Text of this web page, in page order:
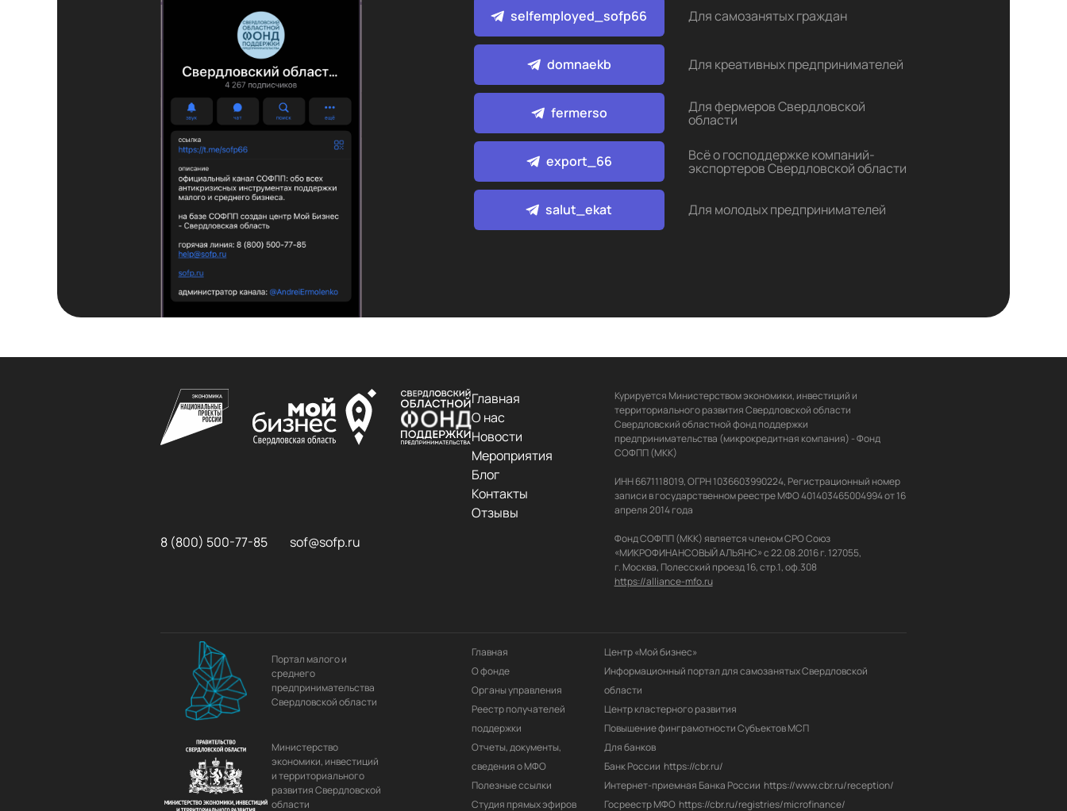
selfemployed_sofp66 Для самозанятых граждан
domnaekb Для креативных предпринимателей
fermerso Для фермеров Свердловской
области
export_66 Всё о господдержке компаний-
экспортеров Свердловской области
salut_ekat Для молодых предпринимателей
8 (800) 500-77-85 sof@sofp.ru
Главная
О нас
Новости
Мероприятия
Блог
Контакты
Отзывы
Курируется Министерством экономики, инвестиций и
территориального развития Свердловской области
Свердловский областной фонд поддержки
предпринимательства (микрокредитная компания) - Фонд
СОФПП (МКК)
ИНН 6671118019, ОГРН 1036603990224, Регистрационный номер
записи в государственном реестре МФО 401403465004994 от 16
апреля 2014 года
Фонд СОФПП (МКК) является членом СРО Союз
«МИКРОФИНАНСОВЫЙ АЛЬЯНС» с 22.08.2016 г. 127055,
г. Москва, Полесский проезд 16, стр.1, оф.308
https://alliance-mfo.ru
Портал малого и
среднего
предпринимательства
Свердловской области
Министерство
экономики, инвестиций
и территориального
развития Свердловской
области
Главная
О фонде
Органы управления
Реестр получателей
поддержки
Отчеты, документы,
сведения о МФО
Полезные ссылки
Студия прямых эфиров
Центр «Мой бизнес»
Информационный портал для самозанятых Свердловской
области
Центр кластерного развития
Повышение финграмотности Субъектов МСП
Для банков
Банк России https://cbr.ru/
Интернет-приемная Банка России https://www.cbr.ru/reception/
Госреестр МФО https://cbr.ru/registries/microfinance/